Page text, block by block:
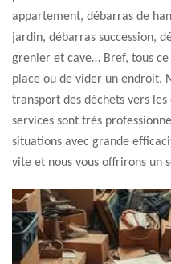
appartement, débarras de
jardin, débarras succession,
grenier et cave… Bref, tous
place ou de vider un endroit.
transport des déchets vers
services sont très
situations avec grande
vite et nous vous offrirons un